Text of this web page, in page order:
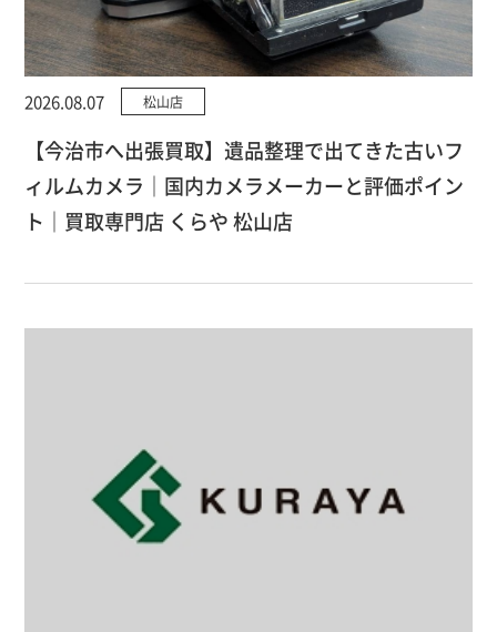
2026.08.07 松山店
【今治市へ出張買取】遺品整理で出てきた古いフ
ィルムカメラ｜国内カメラメーカーと評価ポイン
ト｜買取専門店 くらや 松山店